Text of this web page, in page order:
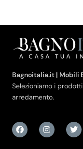
Bagnoitalia.it | Mobili
Selezioniamo i
arredamento.